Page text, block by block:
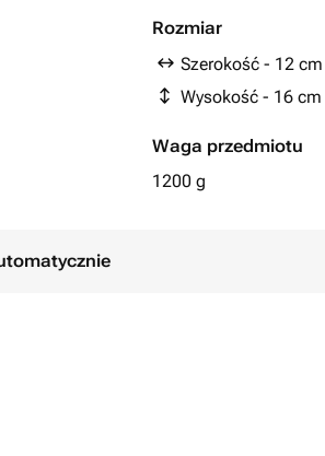
Rozmiar
Szerokość - 12 cm
Wysokość - 16 cm
Waga przedmiotu
1200 g